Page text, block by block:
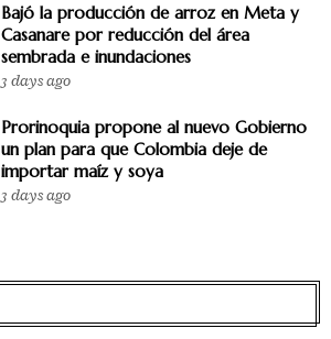
Bajó la producción de arroz en Meta y
Casanare por reducción del área
sembrada e inundaciones
3 days ago
Prorinoquia propone al nuevo Gobierno
un plan para que Colombia deje de
importar maíz y soya
3 days ago